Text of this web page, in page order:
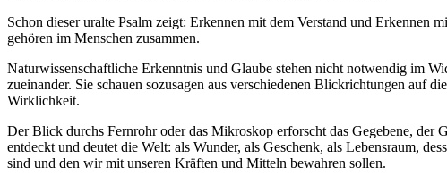
Schon dieser uralte Psalm zeigt: Erkennen mit dem Verstand und Erkennen
gehören im Menschen zusammen.
Naturwissenschaftliche Erkenntnis und Glaube stehen nicht notwendig im
zueinander. Sie schauen sozusagen aus verschiedenen Blickrichtungen auf
Wirklichkeit.
Der Blick durchs Fernrohr oder das Mikroskop erforscht das Gegebene, der
entdeckt und deutet die Welt: als Wunder, als Geschenk, als Lebensraum,
sind und den wir mit unseren Kräften und Mitteln bewahren sollen.